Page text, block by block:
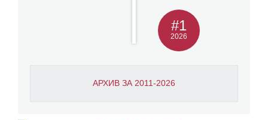
АРХИВ ЗА 2011-2026
#1
2026